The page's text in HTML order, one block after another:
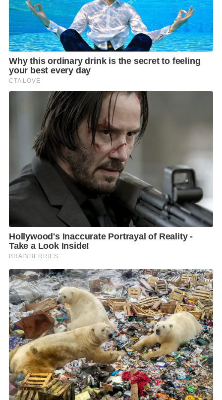
ทั้งตรวจวัดอุณหภูมิร่างกาย ก่อนปฏิบัติหน้าที่ทุกครั้ง ซึ่ง
อุณหภูมิร่างกายของพนักงาน ตั้งแต่วันที่ 13 – 22
เมษายน 2564 อยู่ที่ 36.5 องศาเซลเซียส โดยไทม์ไลน์
ของพนักงานสรุปได้ ดังนี้
– วันที่ 13 เมษายน 2564 ปฏิบัติหน้าที่บนรถโดยสารปรับ
11.45 น. หลังเลิกงานได้กลับที่พักอาศัยทันที
– วันที่ 14 เมษายน 2564 ปฏิบัติหน้าที่บนรถโดยสารปรับ
อากาศ สาย 73 หมายเลข 8 – 67043 ตั้งแต่เวลา 05.00 –
11.40 น. หลังเลิกงานได้กลับที่พักอาศัยทันที
– วันที่ 15 เมษายน 2564 ปฏิบัติหน้าที่บนรถโดยสารปรับ
อากาศ สาย 73 หมายเลข 8 – 67030 ตั้งแต่เวลา 04.30 –
11.20 น. หลังเลิกงานได้กลับที่พักอาศัยทันที
– วันที่ 16 เมษายน 2564 วันหยุดประจำสัปดาห์ เมื่อเวลา
08.30 น. ได้เดินทางไปพบแพทย์ ณ คลินิกที่ตั้งอยู่บริเวณ
ซอยอินทามระ 18 ต่อมาเวลา 09.00 น. ได้นั่งวินรถ
จักรยานยนต์รับจ้างบริเวณซอยอินทามระ 16 ไปกรมการ
ขนส่งทางบก (จตุจักร) เพื่อต่อใบอนุญาตเป็นพนักงานเก็บ
ค่าโดยสาร และเดินทางกลับที่พักอาศัย ในเวลา 10.00 น.
ระหว่างทางได้แวะซื้อกาแฟที่ร้านอเมซอน สาขาบิ๊กซี
สะพานควาย
– วันที่ 17 เมษายน 2564 ปฏิบัติหน้าที่บนรถโดยสารปรับ
อากาศ สาย 73 หมายเลข 8 – 67043 ตั้งแต่เวลา 07.15 –
15.25 น. หลังเลิกงานได้กลับที่พักอาศัยทันที
– วันที่ 18 เมษายน 2564 ปฏิบัติหน้าที่บนรถโดยสารปรับ
อากาศ สาย 73 หมายเลข 8 – 67119 ตั้งแต่เวลา 05.45 –
12.30 น. หลังเลิกงานได้กลับที่พักอาศัยทันที
– วันที่ 19 เมษายน 2564 ปฏิบัติหน้าที่บนรถโดยสารปรับ